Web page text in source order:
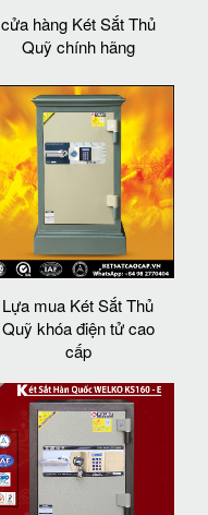
cửa hàng Két Sắt Thủ
Quỹ chính hãng
Lựa mua Két Sắt Thủ
Quỹ khóa điện tử cao
cấp